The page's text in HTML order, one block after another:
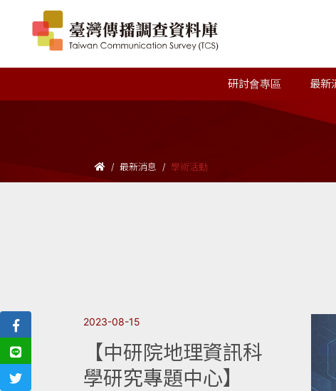
研討會專區 最新
最新消息 學術活動
2023-08-15
【中研院地理資訊科
學研究專題中心】